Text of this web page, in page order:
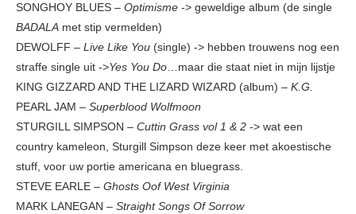
SONGHOY BLUES – Optimisme -> geweldige album (de single
BADALA met stip vermelden)
DEWOLFF – Live Like You (single) -> hebben trouwens nog een
straffe single uit ->Yes You Do…maar die staat niet in mijn lijstje
KING GIZZARD AND THE LIZARD WIZARD (album) – K.G.
PEARL JAM – Superblood Wolfmoon
STURGILL SIMPSON – Cuttin Grass vol 1 & 2 -> wat een
country kameleon, Sturgill Simpson deze keer met akoestische
stuff, voor uw portie americana en bluegrass.
STEVE EARLE – Ghosts Oof West Virginia
MARK LANEGAN – Straight Songs Of Sorrow